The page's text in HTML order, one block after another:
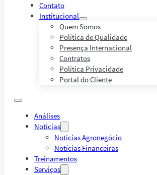
Contato
Institucional
Quem Somos
Política de Qualidade
Presença Internacional
Contratos
Política Privacidade
Portal do Cliente
Análises
Notícias
Notícias Agronegócio
Notícias Financeiras
Treinamentos
Serviços